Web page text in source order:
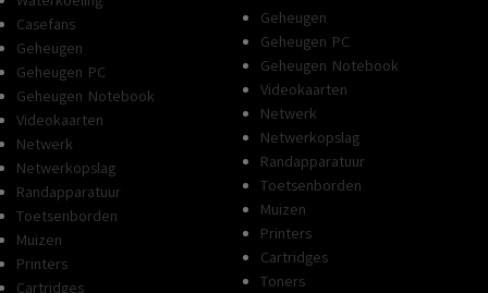
Casefans
Geheugen
Geheugen PC
Geheugen Notebook
Videokaarten
Netwerk
Netwerkopslag
Randapparatuur
Toetsenborden
Muizen
Printers
Cartridges
Geheugen
Geheugen PC
Geheugen Notebook
Videokaarten
Netwerk
Netwerkopslag
Randapparatuur
Toetsenborden
Muizen
Printers
Cartridges
Toners